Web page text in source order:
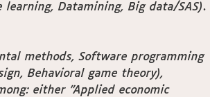
Datamining, Big data/SAS).
methods, Software programming
Behavioral game theory),
either "Applied economic